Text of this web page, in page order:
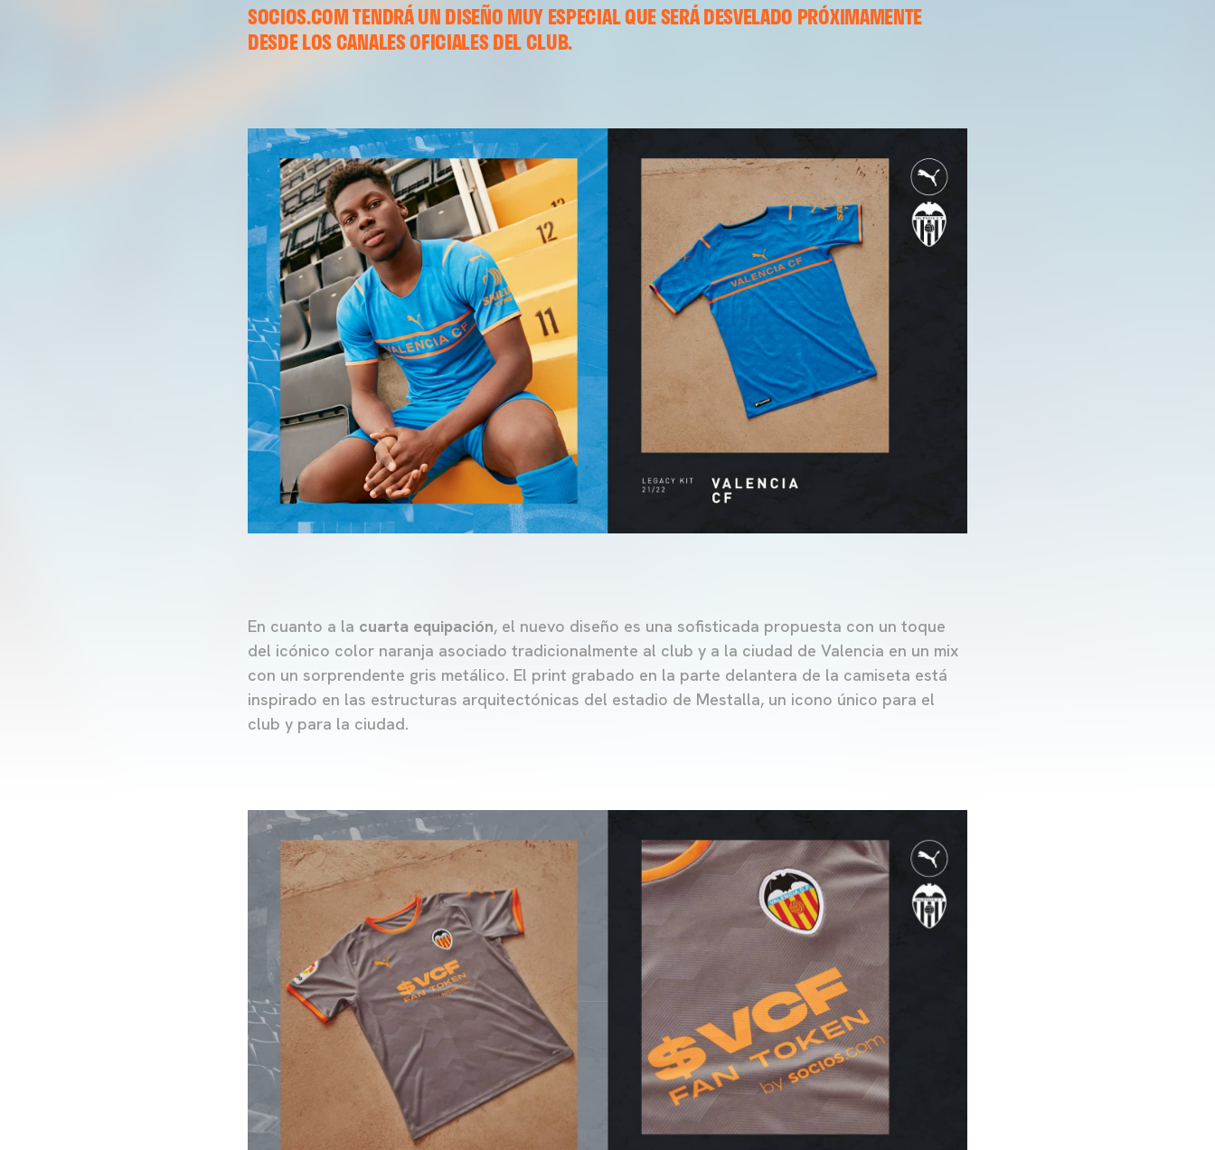
SOCIOS.COM TENDRÁ UN DISEÑO MUY ESPECIAL QUE SERÁ DESVELADO PRÓXIMAMENTE
DESDE LOS CANALES OFICIALES DEL CLUB.
En cuanto a la cuarta equipación, el nuevo diseño es una sofisticada propuesta con un toque
del icónico color naranja asociado tradicionalmente al club y a la ciudad de Valencia en un mix
con un sorprendente gris metálico. El print grabado en la parte delantera de la camiseta está
inspirado en las estructuras arquitectónicas del estadio de Mestalla, un icono único para el
club y para la ciudad.